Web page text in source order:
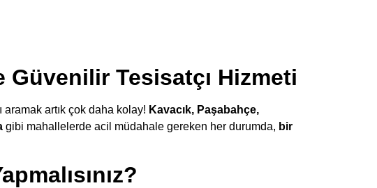
Güvenilir Tesisatçı Hizmeti
artık çok daha kolay! Kavacık, Paşabahçe,
gibi mahallelerde acil müdahale gereken her durumda, bir